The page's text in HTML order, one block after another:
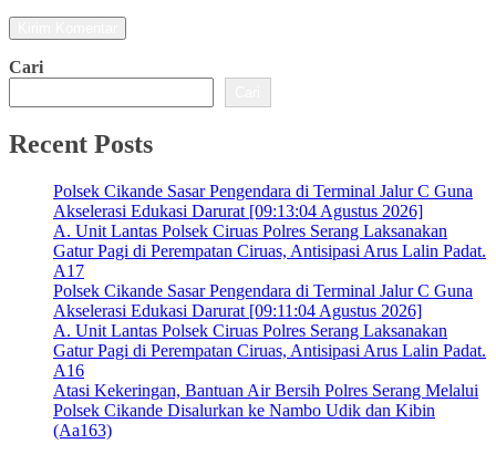
Cari
Recent Posts
Polsek Cikande Sasar Pengendara di Terminal Jalur C Guna
Akselerasi Edukasi Darurat [09:13:04 Agustus 2026]
A. Unit Lantas Polsek Ciruas Polres Serang Laksanakan
Gatur Pagi di Perempatan Ciruas, Antisipasi Arus Lalin Padat.
A17
Polsek Cikande Sasar Pengendara di Terminal Jalur C Guna
Akselerasi Edukasi Darurat [09:11:04 Agustus 2026]
A. Unit Lantas Polsek Ciruas Polres Serang Laksanakan
Gatur Pagi di Perempatan Ciruas, Antisipasi Arus Lalin Padat.
A16
Atasi Kekeringan, Bantuan Air Bersih Polres Serang Melalui
Polsek Cikande Disalurkan ke Nambo Udik dan Kibin
(Aa163)